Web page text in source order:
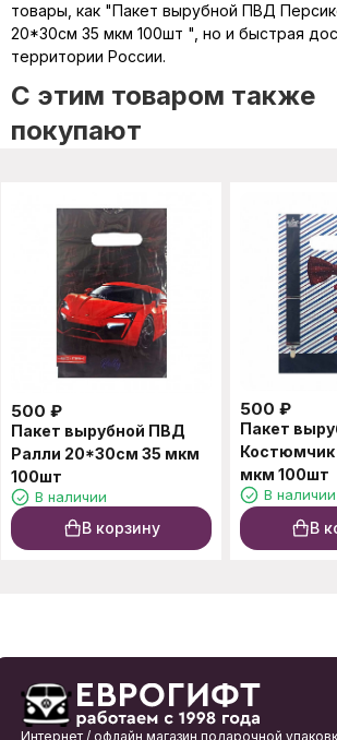
товары, как "Пакет вырубной ПВД
20*30см 35 мкм 100шт ", но и быстрая
территории России.
C этим товаром также
покупают
500 ₽
Пакет вырубной ПВД
Ралли 20*30см 35 мкм
100шт
В наличии
В корзину
500 ₽
Пакет
мкм 100шт
В наличии
В
Интернет / офлайн магазин подарочной